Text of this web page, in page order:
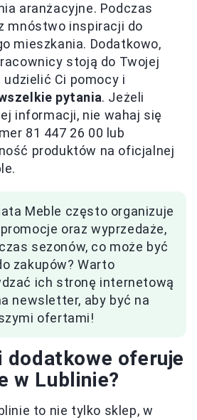
aranżacyjne. Podczas
mnóstwo inspiracji do
mieszkania. Dodatkowo,
stoją do Twojej
Ci pomocy i
pytania. Jeżeli
informacji, nie wahaj się
81 447 26 00 lub
produktów na oficjalnej
Meble często organizuje
oraz wyprzedaże,
sezonów, co może być
zakupów? Warto
ich stronę internetową
newsletter, aby być na
ofertami!
dodatkowe oferuje
w Lublinie?
to nie tylko sklep, w